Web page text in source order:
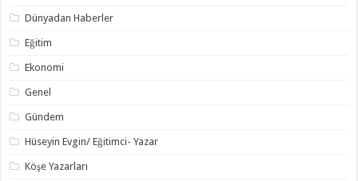
Dünyadan Haberler
Eğitim
Ekonomi
Genel
Gündem
Hüseyin Evgin/ Eğitimci- Yazar
Köşe Yazarları